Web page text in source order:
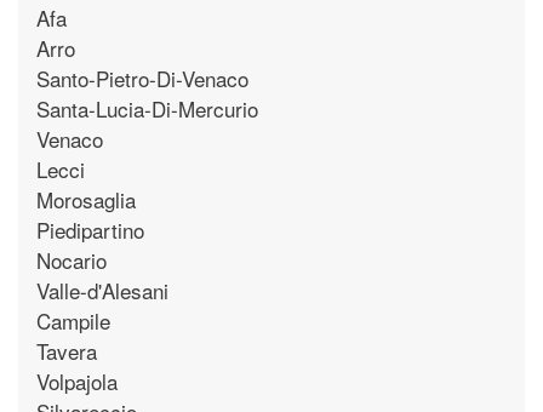
Afa
Arro
Santo-Pietro-Di-Venaco
Santa-Lucia-Di-Mercurio
Venaco
Lecci
Morosaglia
Piedipartino
Nocario
Valle-d'Alesani
Campile
Tavera
Volpajola